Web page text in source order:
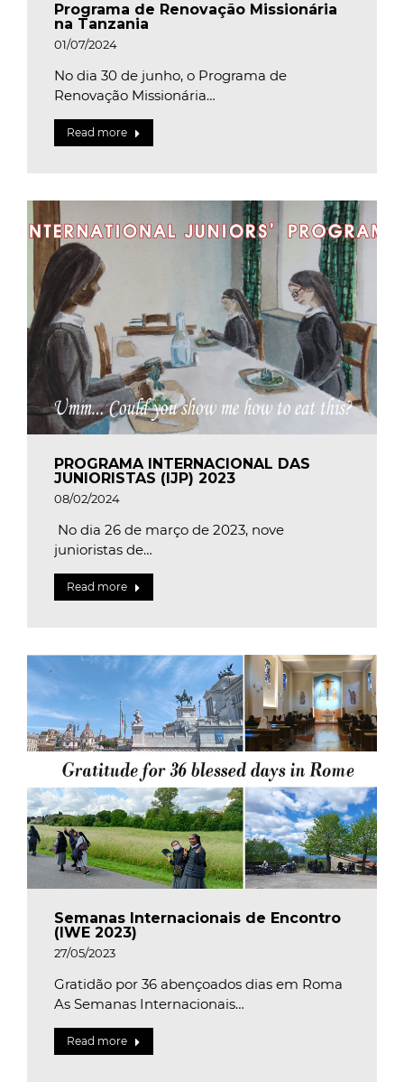
Programa de Renovação Missionária
na Tanzania
01/07/2024
No dia 30 de junho, o Programa de
Renovação Missionária…
Read more
PROGRAMA INTERNACIONAL DAS
JUNIORISTAS (IJP) 2023
08/02/2024
No dia 26 de março de 2023, nove
junioristas de…
Read more
Semanas Internacionais de Encontro
(IWE 2023)
27/05/2023
Gratidão por 36 abençoados dias em Roma
As Semanas Internacionais…
Read more